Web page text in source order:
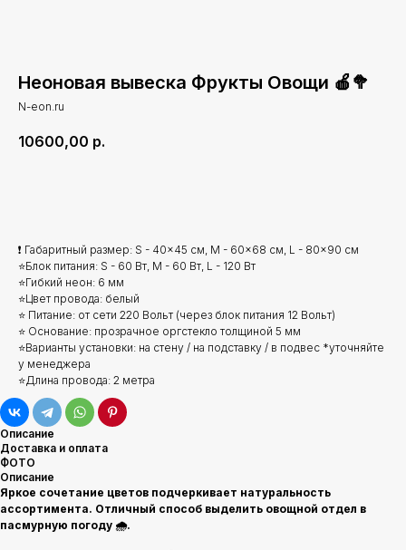
Неоновая вывеска Фрукты Овощи 🍎🥦
N-eon.ru
10600,00 р.
❗ Габаритный размер: S - 40x45 см, M - 60x68 см, L - 80x90 см
⭐Блок питания: S - 60 Вт, M - 60 Вт, L - 120 Вт
⭐Гибкий неон: 6 мм
⭐Цвет провода: белый
⭐ Питание: от сети 220 Вольт (через блок питания 12 Вольт)
⭐ Основание: прозрачное оргстекло толщиной 5 мм
⭐Варианты установки: на стену / на подставку / в подвес *уточняйте
у менеджера
⭐Длина провода: 2 метра
Описание
Доставка и оплата
ФОТО
Описание
Яркое сочетание цветов подчеркивает натуральность
ассортимента. Отличный способ выделить овощной отдел в
пасмурную погоду 🌧️.